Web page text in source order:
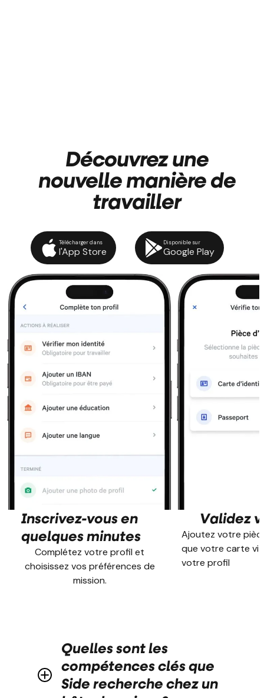
Découvrez une
nouvelle manière de
travailler
Télécharger dans
l'App Store
Disponible sur
Google Play
Inscrivez-vous en
quelques minutes
Complétez votre profil et
choisissez vos préférences de
mission.
Validez
Ajoutez votre
que votre carte
votre profil
Quelles sont les
compétences clés que
Side recherche chez un